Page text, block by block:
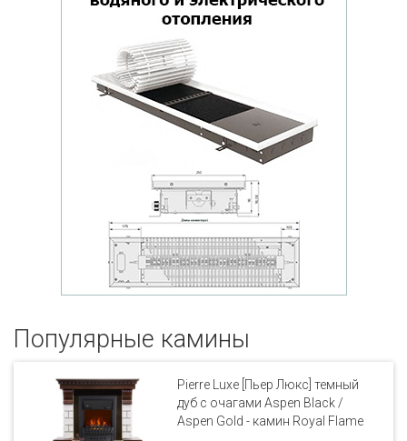
Популярные кaмины
Pierre Luxe [Пьер Люкс] темный
дуб с очагами Aspen Black /
Aspen Gold - камин Royal Flame